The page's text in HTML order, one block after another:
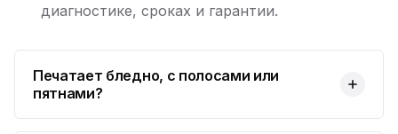
диагностике, сроках и гарантии.
Печатает бледно, с полосами или
пятнами?